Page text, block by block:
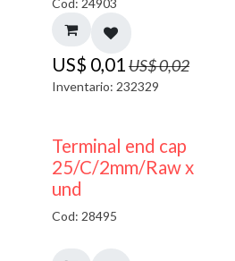
US$ 0,01US$0,02
Inventario: 232329
Terminal end cap
25/C/2mm/Raw x
und
Cod: 28495